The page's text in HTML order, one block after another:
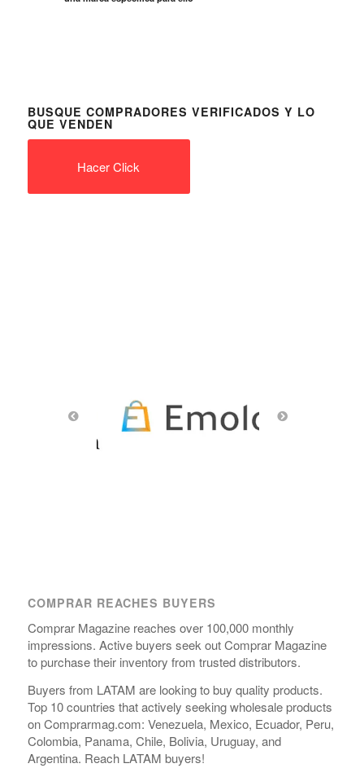
BUSQUE COMPRADORES VERIFICADOS Y LO
QUE VENDEN
Hacer Click
COMPRAR REACHES BUYERS
Comprar Magazine reaches over 100,000 monthly
impressions. Active buyers seek out Comprar Magazine
to purchase their inventory from trusted distributors.
Buyers from LATAM are looking to buy quality products.
Top 10 countries that actively seeking wholesale products
on Comprarmag.com: Venezuela, Mexico, Ecuador, Peru,
Colombia, Panama, Chile, Bolivia, Uruguay, and
Argentina. Reach LATAM buyers!